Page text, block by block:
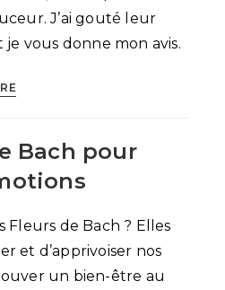
J’ai gouté leur
vous donne mon avis.
Ricoré
au
d’amande
Bach pour
Fleurs de Bach ? Elles
et d’apprivoiser nos
un bien-être au